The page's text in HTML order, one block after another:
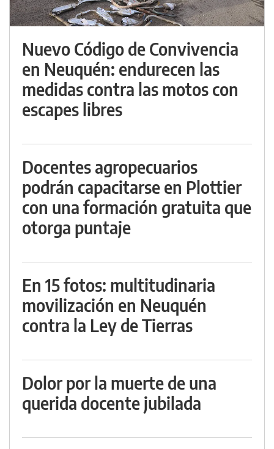
Nuevo Código de Convivencia
en Neuquén: endurecen las
medidas contra las motos con
escapes libres
Docentes agropecuarios
podrán capacitarse en Plottier
con una formación gratuita que
otorga puntaje
En 15 fotos: multitudinaria
movilización en Neuquén
contra la Ley de Tierras
Dolor por la muerte de una
querida docente jubilada